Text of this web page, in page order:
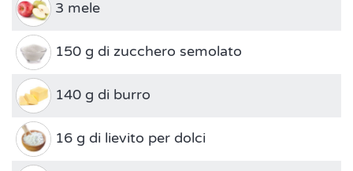
3 mele
150 g di zucchero semolato
140 g di burro
16 g di lievito per dolci